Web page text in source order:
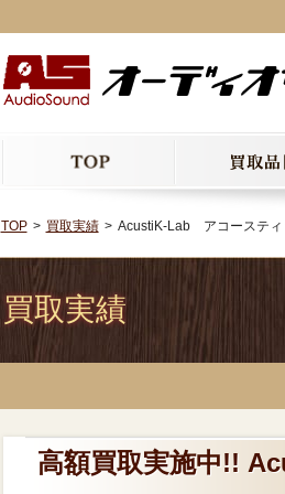
TOP 買取実績 AcustiK-Lab アコーステ
買取実績
高額買取実施中!!